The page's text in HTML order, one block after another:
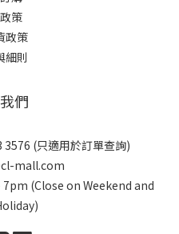
策
政策
細則
們
(只適用於訂單查詢)
mall.com
7pm (Close on Weekend and